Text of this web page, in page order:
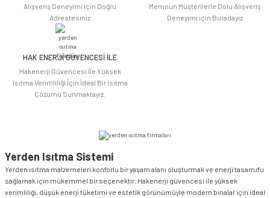
Alışveriş Deneyimi için Doğru
Adrestesiniz
Memnun Müşterilerle Dolu Alışveriş
Deneyimi için Buradayız
HAK ENERJİ GÜVENCESİ İLE
Hakenerji Güvencesi İle Yüksek
Isıtma Verimliliği İçin İdeal Bir Isıtma
Çözümü Sunmaktayız.
Yerden Isıtma Sistemi
Yerden ısıtma malzemeleri konforlu bir yaşam alanı oluşturmak ve enerji tasarrufu
sağlamak için mükemmel bir seçenektir. Hakenerji güvencesi ile yüksek
verimliliği, düşük enerji tüketimi ve estetik görünümüyle modern binalar için ideal